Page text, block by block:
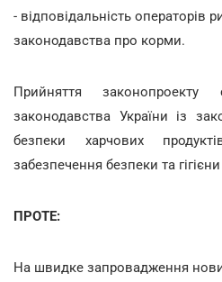
- відповідальність операторів
законодавства про корми.
Прийняття законопроекту
законодавства України із
безпеки харчових
забезпечення безпеки та
ПРОТЕ:
На швидке запровадження